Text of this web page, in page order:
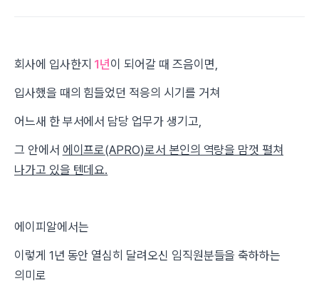
회사에 입사한지 1년이 되어갈 때 즈음이면,
입사했을 때의 힘들었던 적응의 시기를 거쳐
어느새 한 부서에서 담당 업무가 생기고,
그 안에서 에이프로(APRO)로서 본인의 역량을 맘껏 펼쳐
나가고 있을 텐데요.
에이피알에서는
이렇게 1년 동안 열심히 달려오신 임직원분들을 축하하는
의미로